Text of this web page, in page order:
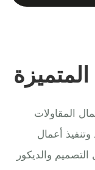
المقاولات
أعمال
والديكور